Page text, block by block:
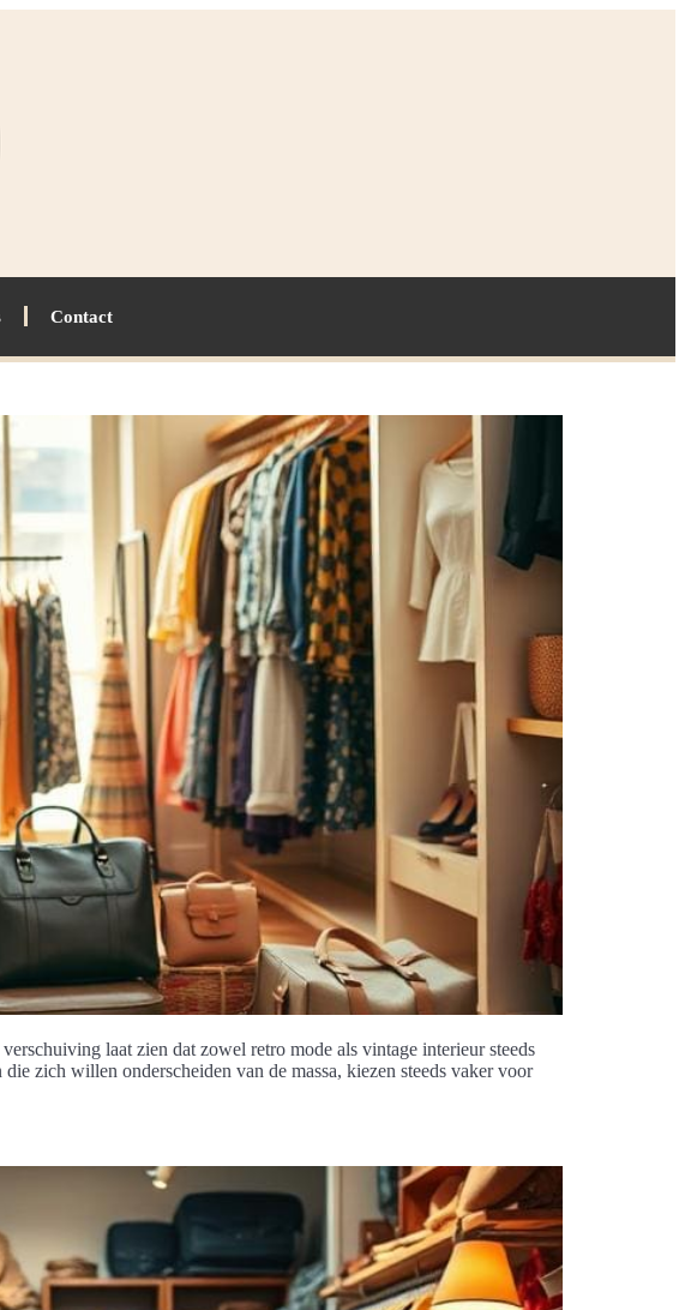
Contact
laat zien dat zowel retro mode als vintage interieur steeds
zich willen onderscheiden van de massa, kiezen steeds vaker voor